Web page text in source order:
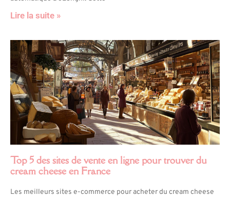
Lire la suite »
Top 5 des sites de vente en ligne pour trouver du
cream cheese en France
Les meilleurs sites e-commerce pour acheter du cream cheese